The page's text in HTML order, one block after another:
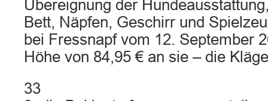
Übereignung der
Bett, Näpfen, Geschirr und
bei Fressnapf vom 12. September
Höhe von 84,95 € an sie – die
33